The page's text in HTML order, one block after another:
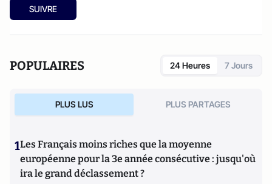
SUIVRE
POPULAIRES 24 Heures 7 Jours
PLUS LUS PLUS PARTAGES
1Les Français moins riches que la moyenne
européenne pour la 3e année consécutive : jusqu'où
ira le grand déclassement ?